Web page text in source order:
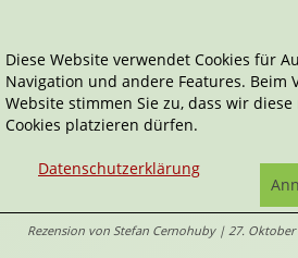
Home Sachbücher Monster
Monster
Dämonen, Drachen & Vampire - Ein
Rezension von Stefan Cernohuby | 27. Oktober
Diese Website verwendet Cookies für
Navigation und andere Features. Beim
Website stimmen Sie zu, dass wir
Cookies platzieren dürfen.
Datenschutzerklärung